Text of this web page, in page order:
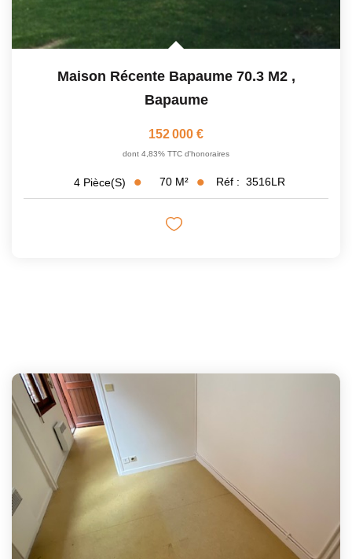
Maison Récente Bapaume 70.3 M2 ,
Bapaume
152 000 €
dont 4,83% TTC d'honoraires
4 Pièce(s) 70 M² Réf : 3516LR